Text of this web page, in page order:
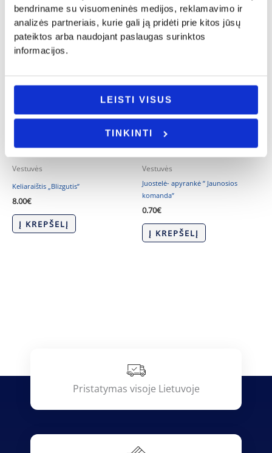
bendriname su visuomeninės medijos, reklamavimo ir
analizės partneriais, kurie gali ją pridėti prie kitos jūsų
pateiktos arba naudojant paslaugas surinktos
informacijos.
LEISTI VISUS
TINKINTI
Vestuvės
Keliaraištis „Blizgutis”
8.00€
Į KREPŠELĮ
Vestuvės
Juostelė- apyrankė ” Jaunosios
komanda”
0.70€
Į KREPŠELĮ
Pristatymas visoje Lietuvoje